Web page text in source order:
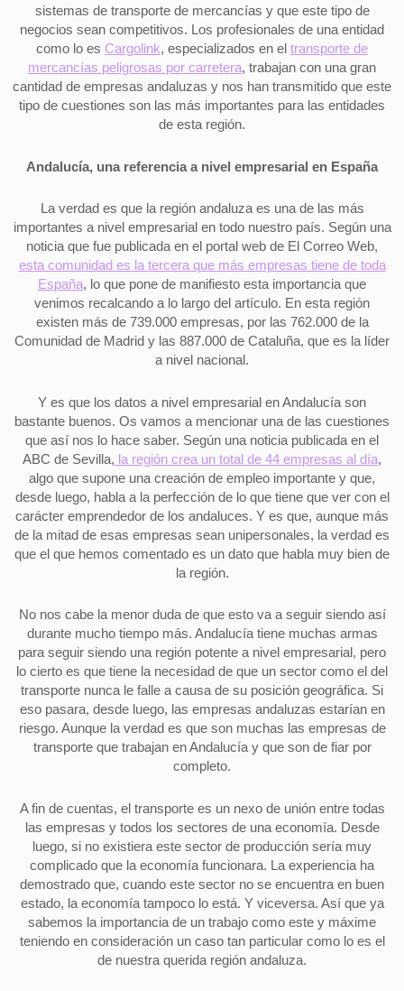
sistemas de transporte de mercancías y que este tipo de
negocios sean competitivos. Los profesionales de una entidad
como lo es Cargolink, especializados en el transporte de
mercancías peligrosas por carretera, trabajan con una gran
cantidad de empresas andaluzas y nos han transmitido que este
tipo de cuestiones son las más importantes para las entidades
de esta región.
Andalucía, una referencia a nivel empresarial en España
La verdad es que la región andaluza es una de las más
importantes a nivel empresarial en todo nuestro país. Según una
noticia que fue publicada en el portal web de El Correo Web,
esta comunidad es la tercera que más empresas tiene de toda
España, lo que pone de manifiesto esta importancia que
venimos recalcando a lo largo del artículo. En esta región
existen más de 739.000 empresas, por las 762.000 de la
Comunidad de Madrid y las 887.000 de Cataluña, que es la líder
a nivel nacional.
Y es que los datos a nivel empresarial en Andalucía son
bastante buenos. Os vamos a mencionar una de las cuestiones
que así nos lo hace saber. Según una noticia publicada en el
ABC de Sevilla, la región crea un total de 44 empresas al día,
algo que supone una creación de empleo importante y que,
desde luego, habla a la perfección de lo que tiene que ver con el
carácter emprendedor de los andaluces. Y es que, aunque más
de la mitad de esas empresas sean unipersonales, la verdad es
que el que hemos comentado es un dato que habla muy bien de
la región.
No nos cabe la menor duda de que esto va a seguir siendo así
durante mucho tiempo más. Andalucía tiene muchas armas
para seguir siendo una región potente a nivel empresarial, pero
lo cierto es que tiene la necesidad de que un sector como el del
transporte nunca le falle a causa de su posición geográfica. Si
eso pasara, desde luego, las empresas andaluzas estarían en
riesgo. Aunque la verdad es que son muchas las empresas de
transporte que trabajan en Andalucía y que son de fiar por
completo.
A fin de cuentas, el transporte es un nexo de unión entre todas
las empresas y todos los sectores de una economía. Desde
luego, si no existiera este sector de producción sería muy
complicado que la economía funcionara. La experiencia ha
demostrado que, cuando este sector no se encuentra en buen
estado, la economía tampoco lo está. Y viceversa. Así que ya
sabemos la importancia de un trabajo como este y máxime
teniendo en consideración un caso tan particular como lo es el
de nuestra querida región andaluza.